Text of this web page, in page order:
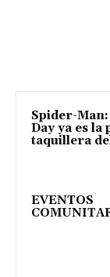
Spider-
Day ya es la
taquillera
EVENTOS